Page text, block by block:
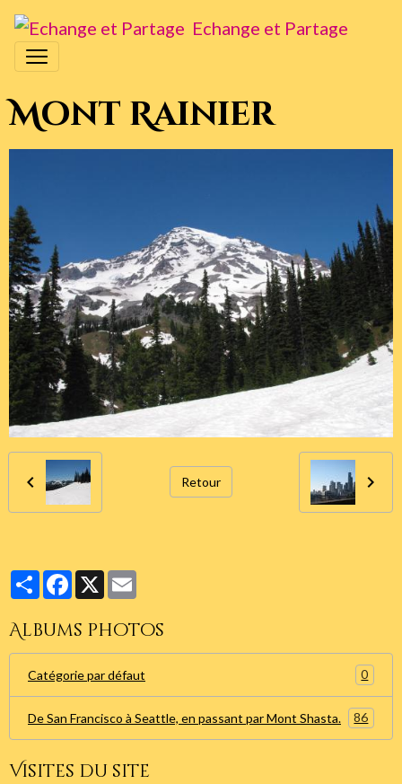
Echange et Partage
Mont Rainier
Retour
PartagerFacebook
X
Albums photos
Catégorie par défaut 0
De San Francisco à Seattle, en passant par Mont Shasta. 86
Visites du site